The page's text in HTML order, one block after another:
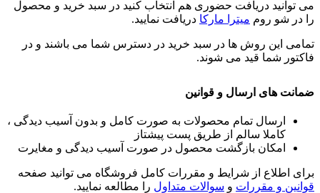
می توانید دریافت حضوری هم انتخاب کنید در سبد خرید و محصول
را در شو روم میترا مارکا دریافت نمایید.
تمامی این روش ها در سبد خرید در دسترس شما می باشند و در
فاکتور شما قید می شوند.
ضمانت های ارسال و قوانین
ارسال تمام محصولات به صورت کامل و بدون آسیب دیدگی ،
کاملا سالم از طریق پست پیشتاز
امکان بازگشت محصول در صورت آسیب دیدگی و مغایرت
برای اطلاع از شرایط و مقررات کامل فروشگاه می توانید صفحه
قوانین و مقررات و سوالات متداول را مطالعه نمایید.